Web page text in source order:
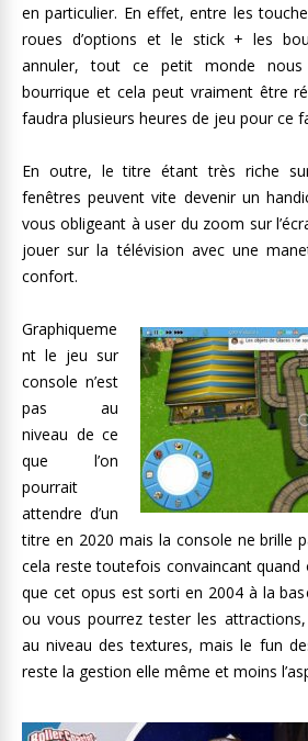
en particulier. En effet, entre les
roues d’options et le stick + les
annuler, tout ce petit monde
bourrique et cela peut vraiment être
faudra plusieurs heures de jeu pour ce
En outre, le titre étant très riche
fenêtres peuvent vite devenir un
vous obligeant à user du zoom sur
jouer sur la télévision avec une
confort.
Graphiqueme
nt le jeu sur
console n’est
pas au
niveau de ce
que l’on
pourrait
attendre d’un
titre en 2020 mais la console ne brille
cela reste toutefois convaincant
que cet opus est sorti en 2004 à la
ou vous pourrez tester les
au niveau des textures, mais le fun
reste la gestion elle même et moins